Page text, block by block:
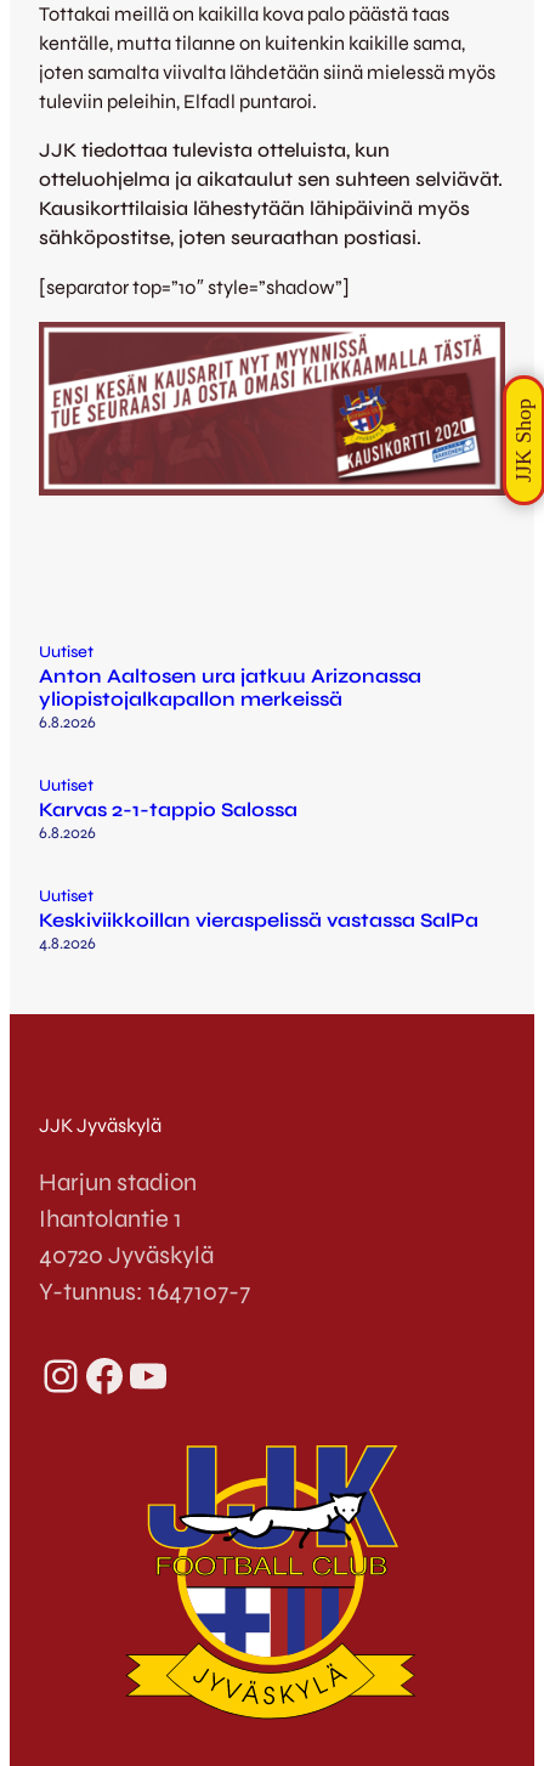
Tottakai meillä on kaikilla kova palo päästä taas
kentälle, mutta tilanne on kuitenkin kaikille sama,
joten samalta viivalta lähdetään siinä mielessä myös
tuleviin peleihin, Elfadl puntaroi.
JJK tiedottaa tulevista otteluista, kun
otteluohjelma ja aikataulut sen suhteen selviävät.
Kausikorttilaisia lähestytään lähipäivinä myös
sähköpostitse, joten seuraathan postiasi.
[separator top=”10″ style=”shadow”]
Uutiset
Anton Aaltosen ura jatkuu Arizonassa
yliopistojalkapallon merkeissä
6.8.2026
Uutiset
Karvas 2-1-tappio Salossa
6.8.2026
Uutiset
Keskiviikkoillan vieraspelissä vastassa SalPa
4.8.2026
JJK Jyväskylä
Harjun stadion
Ihantolantie 1
40720 Jyväskylä
Y-tunnus: 1647107-7
InstagramFacebook YouTube